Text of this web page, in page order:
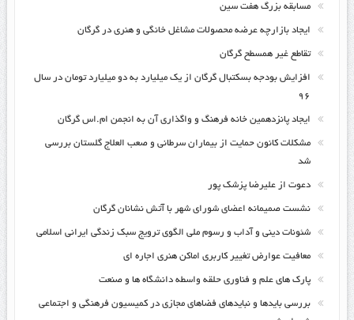
مسابقه بزرگ هفت سین
ایجاد بازارچه عرضه محصولات مشاغل خانگی و هنری در گرگان
تقاطع غیر همسطح گرگان
افزایش بودجه بسکتبال گرگان از یک میلیارد به دو میلیارد تومان در سال
۹۶
ایجاد پانزدهمین خانه فرهنگ و واگذاری آن به انجمن ام.اس گرگان
مشکلات کانون حمایت از بیماران سرطانی و صعب العلاج گلستان بررسی
شد
دعوت از علیرضا پزشک پور
نشست صمیمانه اعضای شورای شهر با آتش نشانان گرگان
شئونات دینی و آداب و رسوم ملی الگوی ترویج سبک زندگی ایرانی اسلامی
معافیت عوارض تغییر کاربری اماکن هنری اجاره ای
پارک های علم و فناوری حلقه واسطه دانشگاه ها و صنعت
بررسی بایدها و نبایدهای فضاهای مجازی در کمیسیون فرهنگی و اجتماعی